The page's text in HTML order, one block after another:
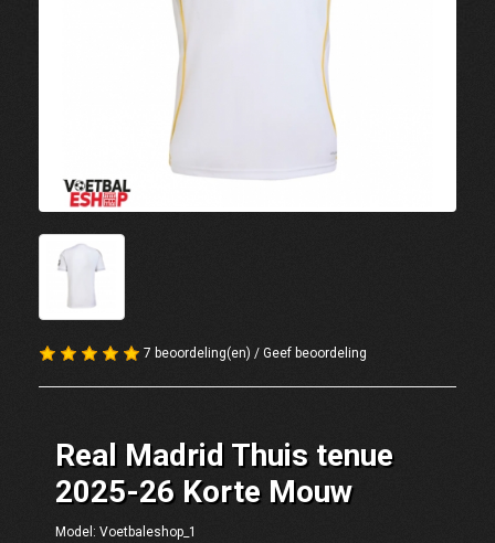
7 beoordeling(en) / Geef beoordeling
Real Madrid Thuis tenue
2025-26 Korte Mouw
Model: Voetbaleshop_1